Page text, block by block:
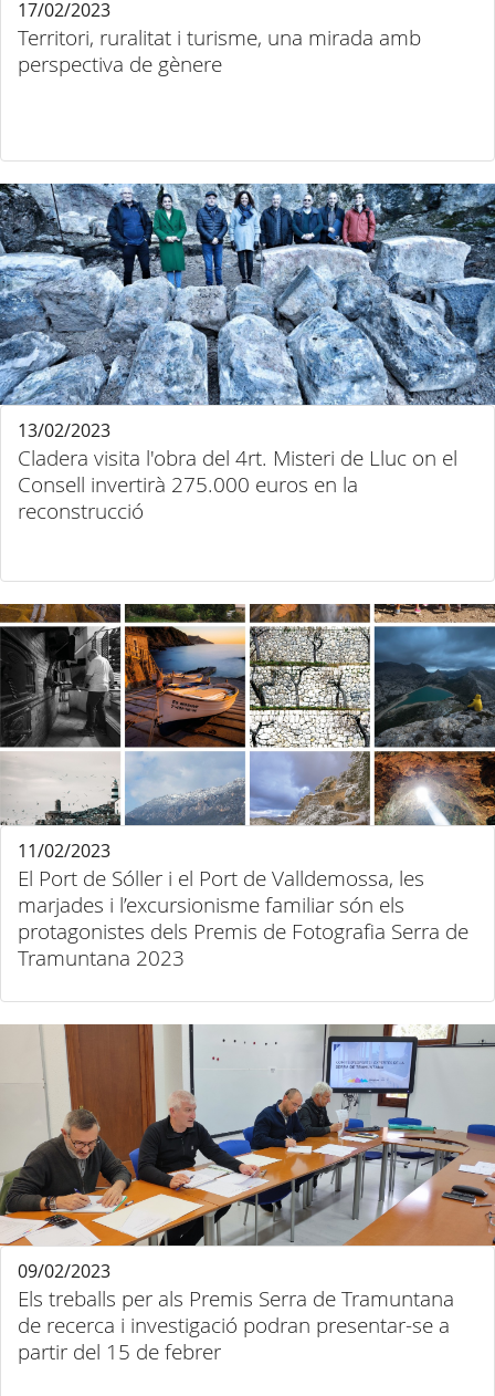
Territori, ruralitat i turisme, una mirada amb
perspectiva de gènere
17/02/2023
Cladera visita l'obra del 4rt. Misteri de Lluc on el
Consell invertirà 275.000 euros en la
reconstrucció
13/02/2023
El Port de Sóller i el Port de Valldemossa, les
marjades i l’excursionisme familiar són els
protagonistes dels Premis de Fotografia Serra de
Tramuntana 2023
11/02/2023
Els treballs per als Premis Serra de Tramuntana
de recerca i investigació podran presentar-se a
partir del 15 de febrer
09/02/2023